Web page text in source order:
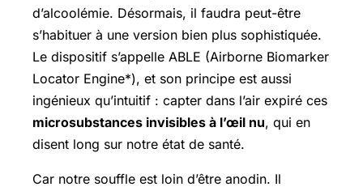
d’alcoolémie. Désormais, il faudra peut-être
s’habituer à une version bien plus sophistiquée.
Le dispositif s’appelle ABLE (Airborne Biomarker
Locator Engine*), et son principe est aussi
ingénieux qu’intuitif : capter dans l’air expiré ces
microsubstances invisibles à l’œil nu, qui en
disent long sur notre état de santé.
Car notre souffle est loin d’être anodin. Il